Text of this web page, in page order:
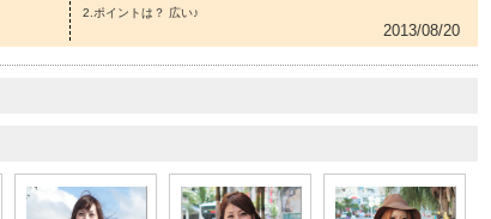
2.ポイントは？ 広い♪
2013/08/20